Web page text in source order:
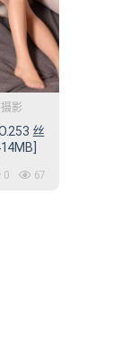
影
丝
0 67